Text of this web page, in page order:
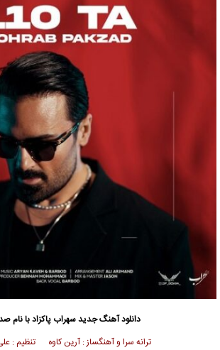
دانلود آهنگ جدیدسهراب پاکزادبا نام
ترانه سرا و آهنگساز : آرین کاوه تنظیم :